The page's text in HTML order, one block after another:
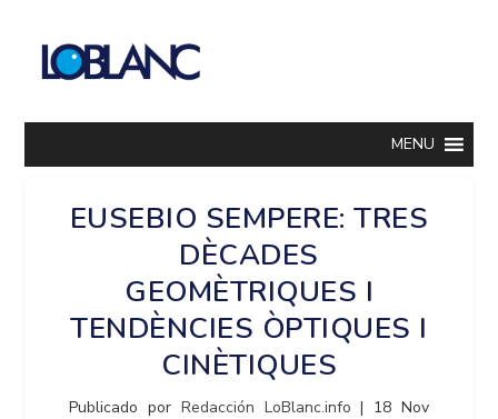
MENU
EUSEBIO SEMPERE: TRES
DÈCADES
GEOMÈTRIQUES I
TENDÈNCIES ÒPTIQUES I
CINÈTIQUES
Publicado por Redacción LoBlanc.info | 18 Nov